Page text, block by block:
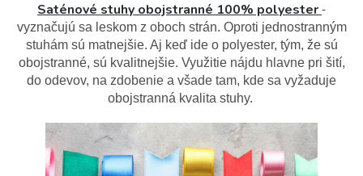
Saténové stuhy obojstranné 100% polyester-
vyznačujú sa leskom z oboch strán. Oproti jednostranným
stuhám sú matnejšie. Aj keď ide o polyester, tým, že sú
obojstranné, sú kvalitnejšie. Využitie nájdu hlavne pri šití,
do odevov, na zdobenie a všade tam, kde sa vyžaduje
obojstranná kvalita stuhy.